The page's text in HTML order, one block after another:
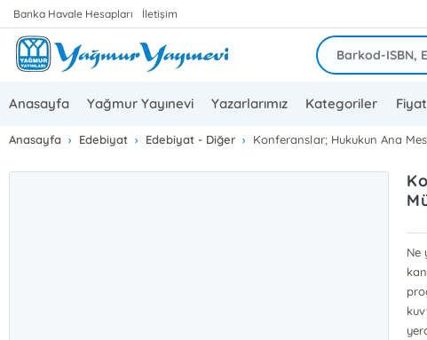
Banka Havale Hesapları İletişim
Anasayfa Yağmur Yayınevi Yazarlarımız Kategoriler
Anasayfa Edebiyat Edebiyat - Diğer Konferanslar; Hukukun Ana
Ne